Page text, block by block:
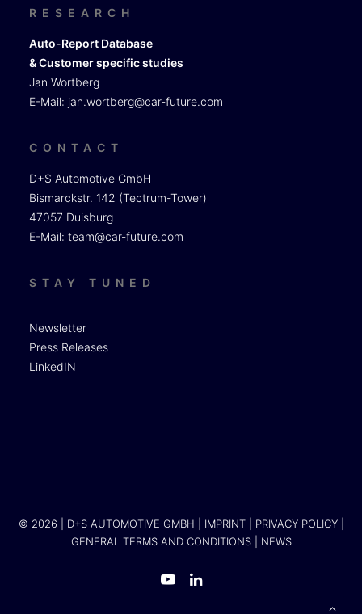
RESEARCH
Auto-Report Database
& Customer specific studies
Jan Wortberg
E-Mail: jan.wortberg@car-future.com
CONTACT
D+S Automotive GmbH
Bismarckstr. 142 (Tectrum-Tower)
47057 Duisburg
E-Mail: team@car-future.com
STAY TUNED
Newsletter
Press Releases
LinkedIN
© 2026 | D+S AUTOMOTIVE GMBH | IMPRINT| PRIVACY POLICY|
GENERAL TERMS AND CONDITIONS| NEWS